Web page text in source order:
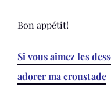
Bon appétit!
Si vous aimez les
adorer ma croustade